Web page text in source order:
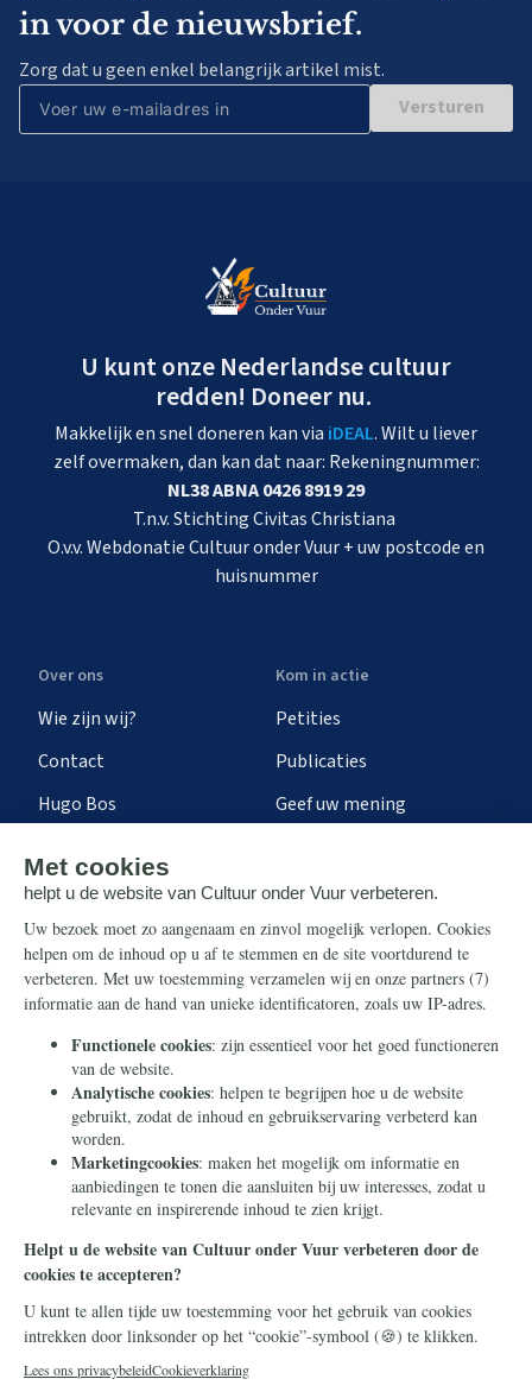
in voor de nieuwsbrief.
Zorg dat u geen enkel belangrijk artikel mist.
Versturen
U kunt onze Nederlandse cultuur
redden! Doneer nu.
Makkelijk en snel doneren kan via iDEAL. Wilt u liever
zelf overmaken, dan kan dat naar: Rekeningnummer:
NL38 ABNA 0426 8919 29
T.n.v. Stichting Civitas Christiana
O.v.v. Webdonatie Cultuur onder Vuur + uw postcode en
huisnummer
Over ons
Wie zijn wij?
Contact
Hugo Bos
Kom in actie
Petities
Publicaties
Geef uw mening
Steun ons
Nieuwsbrief
Eenmalig
Maandelijks
Periodiek
Nalaten
Zelf overschrijven
Info
Contact
Ontvang onze Telegram-
berichten
© 2026 Stichting Civitas Christiana
Cookieverklaring
Privacy